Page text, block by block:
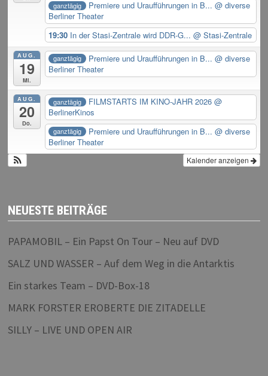
ganztägig Premiere und Uraufführungen in B... @ diverse
Berliner Theater
19:30 In der Stasi-Zentrale wird DDR-G...@ Stasi-Zentrale
AUG.
19
Mi.
ganztägig Premiere und Uraufführungen in B... @ diverse
Berliner Theater
AUG.
20
Do.
ganztägig FILMSTARTS IM KINO-JAHR 2026 @
BerlinerKinos
ganztägig Premiere und Uraufführungen in B... @ diverse
Berliner Theater
Kalender anzeigen
NEUESTE BEITRÄGE
PAPAMOBIL – Ein Papst On Tour – Neu auf DVD
SALZ UND WASSER – Auf dem Weg in die Antarktis
Ein starkes Team – DVD-Box-18
MARK FORSTER EROBERTE DIE ZITADELLE
SILLY – LIVE UND OPEN AIR